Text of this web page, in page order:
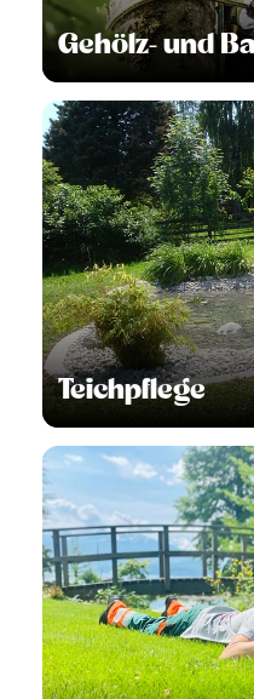
Gehölz- und
Teichpflege